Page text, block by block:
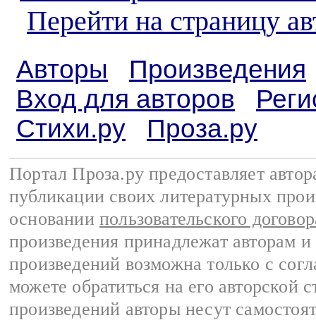
Перейти на страницу
Авторы
Произведения
Вход для авторов
Стихи.ру
Проза.ру
Портал Проза.ру предоставляет
публикации своих литературных
основании пользовательского
произведения принадлежат авторам
произведений возможна только с
можете обратиться на его авторской
произведений авторы несут